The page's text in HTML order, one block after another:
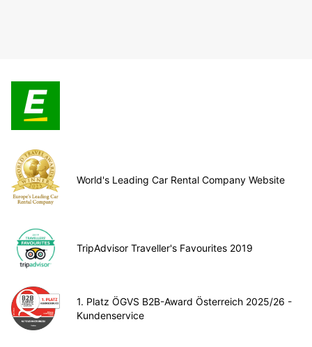
World's Leading Car Rental Company Website
TripAdvisor Traveller's Favourites 2019
1. Platz ÖGVS B2B-Award Österreich 2025/26 -
Kundenservice